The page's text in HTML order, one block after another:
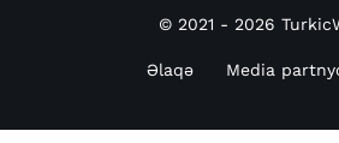
© 2021 - 2026
Əlaqə Media